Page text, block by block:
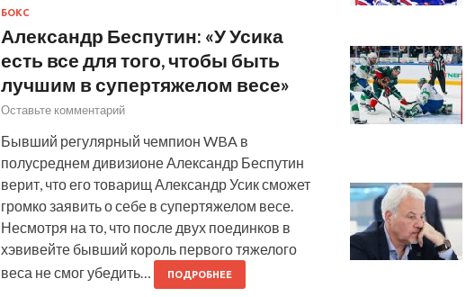
БОКС
Александр Беспутин: «У Усика
есть все для того, чтобы быть
лучшим в супертяжелом весе»
Оставьте комментарий
Бывший регулярный чемпион WBA в
полусреднем дивизионе Александр Беспутин
верит, что его товарищ Александр Усик сможет
громко заявить о себе в супертяжелом весе.
Несмотря на то, что после двух поединков в
хэвивейте бывший король первого тяжелого
веса не смог убедить…
ПОДРОБНЕЕ